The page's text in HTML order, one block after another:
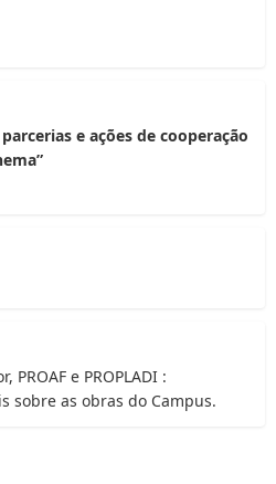
e ações de cooperação
PROAF e PROPLADI :
sobre as obras do Campus.